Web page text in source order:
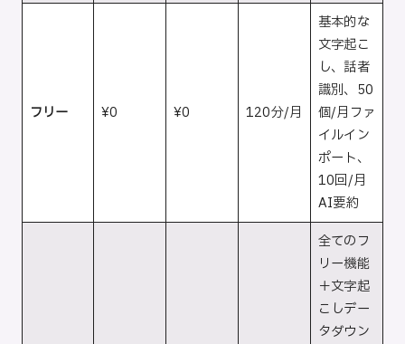
フリー ¥0 ¥0 120分/月
基本的な
文字起こ
し、話者
識別、50
個/月ファ
イルイン
ポート、
10回/月
AI要約
全てのフ
リー機能
＋文字起
こしデー
タダウン